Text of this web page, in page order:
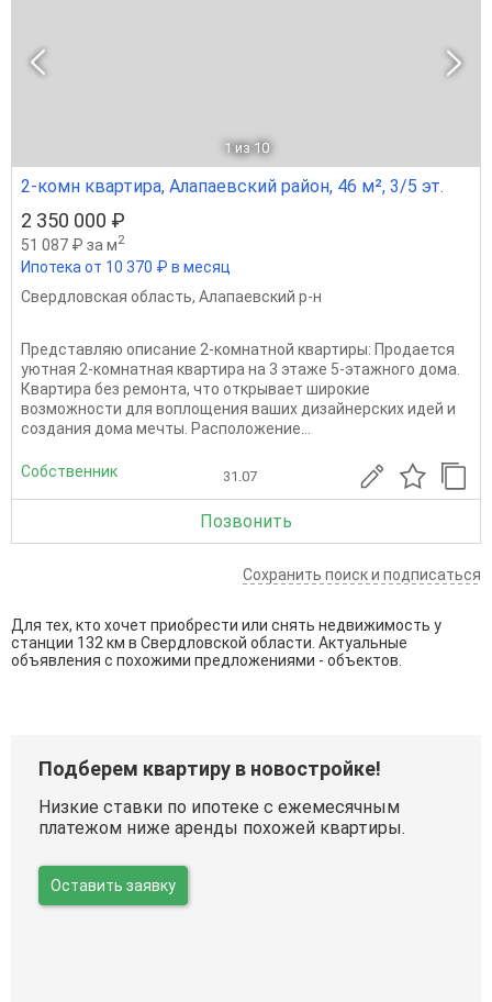
1 из 10
2-комн квартира, Алапаевский район, 46 м², 3/5 эт.
2 350 000 ₽
51 087 ₽ за м2
Ипотека от 10 370 ₽ в месяц
Свердловская область, Алапаевский р-н
Представляю описание 2-комнатной квартиры: Продается
уютная 2-комнатная квартира на 3 этаже 5-этажного дома.
Квартира без ремонта, что открывает широкие
возможности для воплощения ваших дизайнерских идей и
создания дома мечты. Расположение...
Собственник 31.07
Позвонить
Сохранить поиск и подписаться
Для тех, кто хочет приобрести или снять недвижимость у
станции 132 км в Свердловской области. Актуальные
объявления с похожими предложениями - объектов.
Подберем квартиру в новостройке!
Низкие ставки по ипотеке с ежемесячным
платежом ниже аренды похожей квартиры.
Оставить заявку